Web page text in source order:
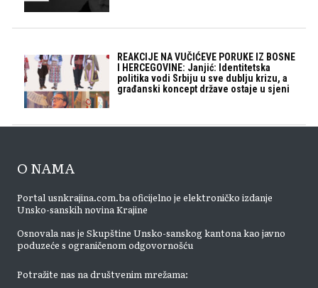
REAKCIJE NA VUČIĆEVE PORUKE IZ BOSNE
I HERCEGOVINE: Janjić: Identitetska
politika vodi Srbiju u sve dublju krizu, a
građanski koncept države ostaje u sjeni
O NAMA
Portal usnkrajina.com.ba oficijelno je elektroničko izdanje
Unsko-sanskih novina Krajine
Osnovala nas je Skupštine Unsko-sanskog kantona kao javno
poduzeće s ograničenom odgovornošću
Potražite nas na društvenim mrežama: